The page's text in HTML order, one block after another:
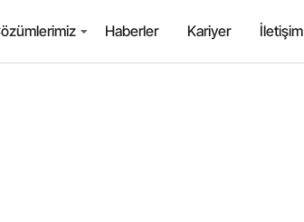
Haberler Kariyer İletişim